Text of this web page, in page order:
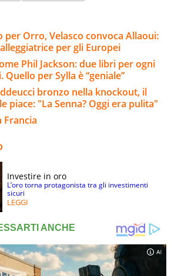
Orro, Velasco convoca Allaoui:
per gli Europei
Phil Jackson: due libri per ogni
per Sylla è “geniale”
bronzo nella knockout, il
piace: "La Senna? Oggi era pulita"
Francia
Investire in oro
L’oro torna protagonista tra gli investimenti
sicuri
LEGGI